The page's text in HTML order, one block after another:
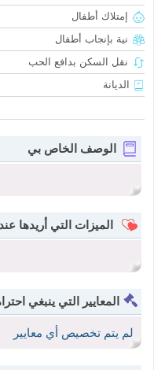
إمتلاك أطفال
نية بإنجاب أطفال
نقل السكن بدافع الحب
الديانة
الوصف الخاص بي
الميزات التي أريدها
المعايير التي ينبغي
لم يتم تخصيص أي معايير